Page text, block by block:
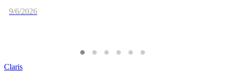
9/6/2026
Claris